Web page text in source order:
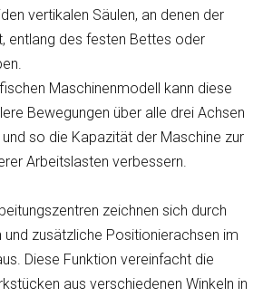
vertikalen Säulen, an denen der
entlang des festen Bettes oder
Maschinenmodell kann diese
Bewegungen über alle drei Achsen
und so die Kapazität der Maschine zur
Arbeitslasten verbessern.
zeichnen sich durch
zusätzliche Positionierachsen im
Diese Funktion vereinfacht die
aus verschiedenen Winkeln in